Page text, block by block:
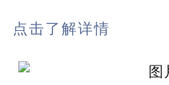
点击了解详情